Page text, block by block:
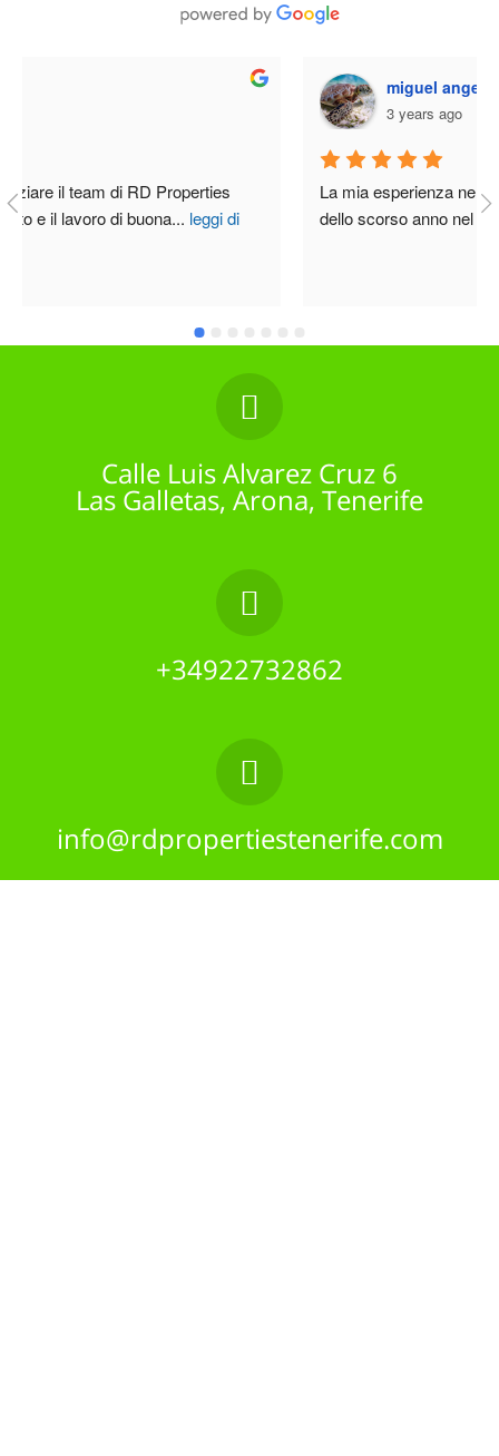
miguel angel perez alvarez
La mia esperienza nella vendita della mia casa alla fine
dello scorso anno nel sud di Tenerife ha...leggi di più
Calle Luis Alvarez Cruz 6
Las Galletas, Arona, Tenerife
+34922732862
info@rdpropertiestenerife.com